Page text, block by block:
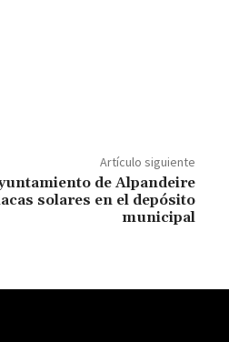
Artículo siguiente
de Alpandeire
solares en el depósito
municipal